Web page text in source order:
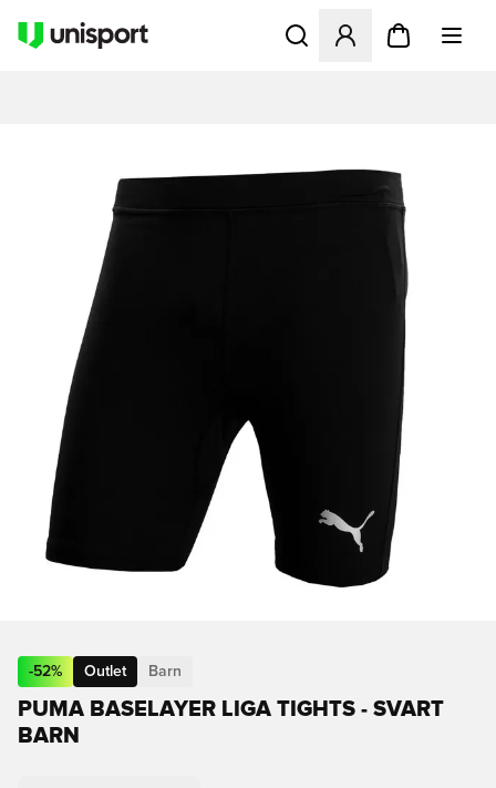
Öppnar en Modal för att
-52% Outlet Barn
PUMA BASELAYER LIGA TIGHTS - SVART
BARN